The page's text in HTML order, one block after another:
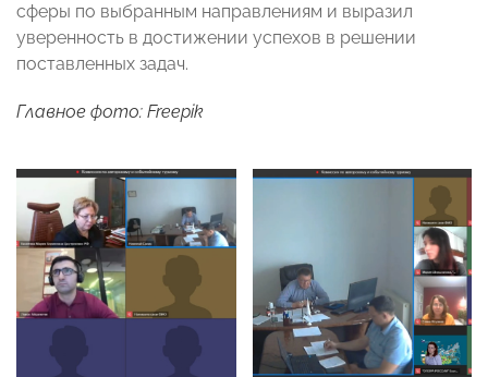
сферы по выбранным направлениям и выразил
уверенность в достижении успехов в решении
поставленных задач.
Главное фото: Freepik